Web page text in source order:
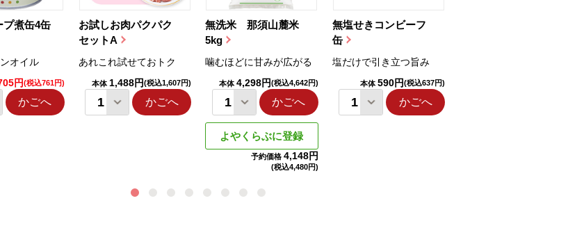
プ煮缶4缶
オイル
円(税込761円)
かごへ
お試しお肉パクパク
セットA
あれこれ試せておトク
本体 1,488円(税込1,607円)
かごへ
無洗米 那須山麓米
5kg
噛むほどに甘みが広がる
本体 4,298円(税込4,642円)
かごへ
よやくらぶに登録
予約価格 4,148円
(税込4,480円)
無塩せきコンビーフ
缶
塩だけで引き立つ旨み
本体 590円(税込637円)
かごへ